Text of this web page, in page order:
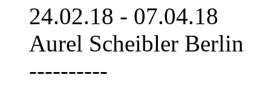
24.02.18 - 07.04.18
Aurel Scheibler Berlin
----------